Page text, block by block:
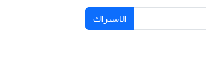
الاشتراك